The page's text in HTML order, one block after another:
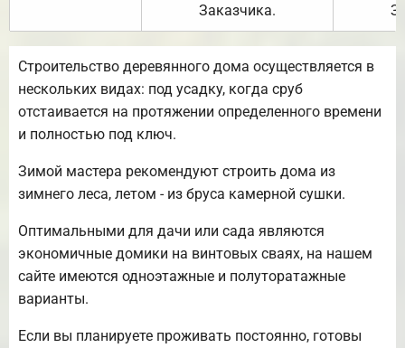
Заказчика.
Строительство деревянного дома осуществляется в
нескольких видах: под усадку, когда сруб
отстаивается на протяжении определенного времени
и полностью под ключ.
Зимой мастера рекомендуют строить дома из
зимнего леса, летом - из бруса камерной сушки.
Оптимальными для дачи или сада являются
экономичные домики на винтовых сваях, на нашем
сайте имеются одноэтажные и полуторатажные
варианты.
Если вы планируете проживать постоянно, готовы